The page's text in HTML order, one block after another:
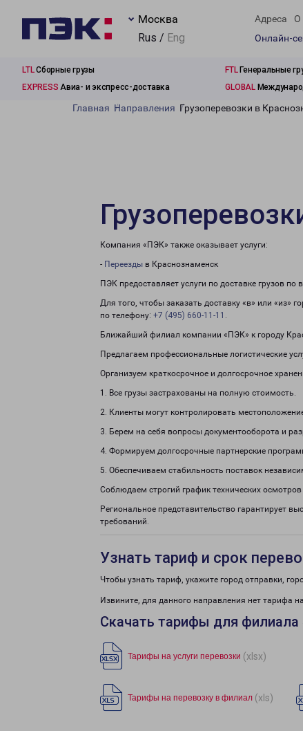
Москва
Rus / Eng
Адреса О
Онлайн-
LTLСборные грузы FTLГенеральные
EXPRESS Авиа- и экспресс-доставка GLOBAL
Главная Направления Грузоперевозки в
Компания «ПЭК» также оказывает услуги:
- Переезды в Краснознаменск
ПЭК предоставляет услуги по доставке грузов
Для того, чтобы заказать доставку «в» или «из»
по телефону: +7 (495) 660-11-11 .
Ближайший филиал компании «ПЭК» к городу
Предлагаем профессиональные логистические
Организуем краткосрочное и долгосрочное
1. Все грузы застрахованы на полную стоимость.
2. Клиенты могут контролировать
3. Берем на себя вопросы документооборота и
4. Формируем долгосрочные партнерские
5. Обеспечиваем стабильность поставок
Соблюдаем строгий график технических
Региональное представительство гарантирует
требований.
Узнать тариф и срок
Чтобы узнать тариф, укажите город отправки,
Извините, для данного направления нет тарифа
Скачать тарифы для филиала
Тарифы на услуги перевозки (xlsx)
Тарифы на перевозку в филиал (xls)